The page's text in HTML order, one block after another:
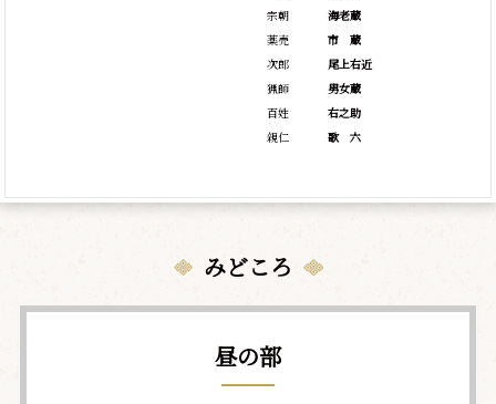
宗朝
薬売
次郎
猟師
百姓
親仁
海老蔵
市
蔵
尾上右近
男女蔵
右之助
歌
六
みどころ
昼の部